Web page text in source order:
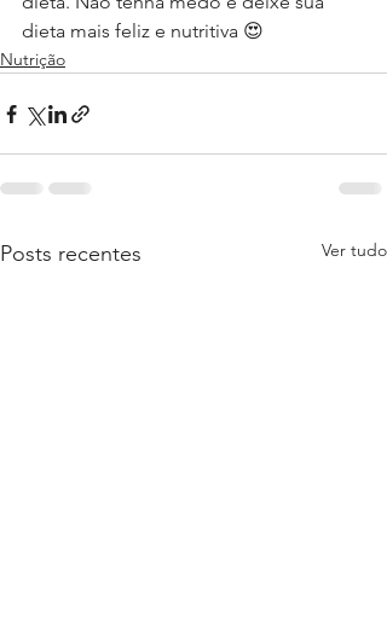
dieta mais feliz e nutritiva 😍
Nutrição
Posts recentes Ver tudo